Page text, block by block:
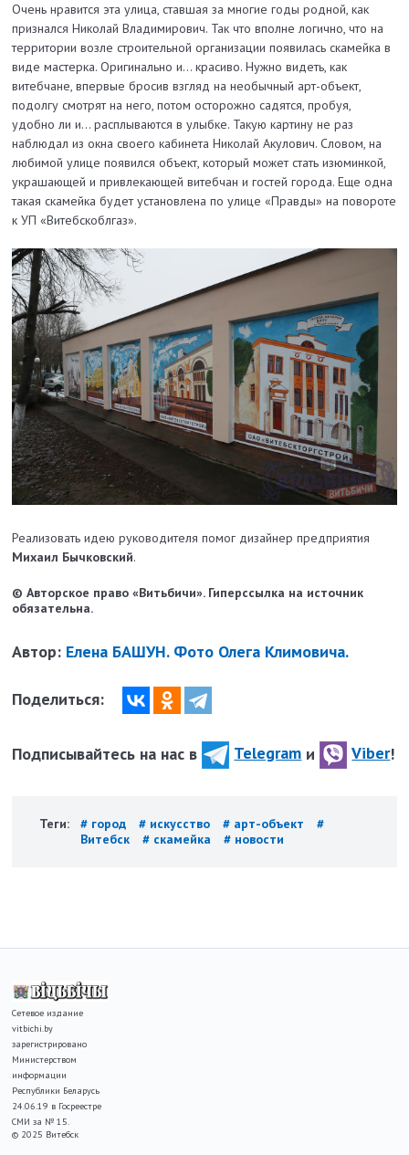
Очень нравится эта улица, ставшая за многие годы родной, как
признался Николай Владимирович. Так что вполне логично, что на
территории возле строительной организации появилась скамейка в
виде мастерка. Оригинально и… красиво. Нужно видеть, как
витебчане, впервые бросив взгляд на необычный арт-объект,
подолгу смотрят на него, потом осторожно садятся, пробуя,
удобно ли и… расплываются в улыбке. Такую картину не раз
наблюдал из окна своего кабинета Николай Акулович. Словом, на
любимой улице появился объект, который может стать изюминкой,
украшающей и привлекающей витебчан и гостей города. Еще одна
такая скамейка будет установлена по улице «Правды» на повороте
к УП «Витебскоблгаз».
Реализовать идею руководителя помог дизайнер предприятия
Михаил Бычковский.
© Авторское право «Витьбичи». Гиперссылка на источник
обязательна.
Автор: Елена БАШУН. Фото Олега Климовича.
Поделиться:
Подписывайтесь на нас в Telegram и Viber!
Теги: # город # искусство # арт-объект
#
Витебск
# скамейка # новости
Сетевое издание
vitbichi.by
зарегистрировано
Министерством
информации
Республики Беларусь
24.06.19 в Госреестре
СМИ за № 15.
© 2025 Витебск